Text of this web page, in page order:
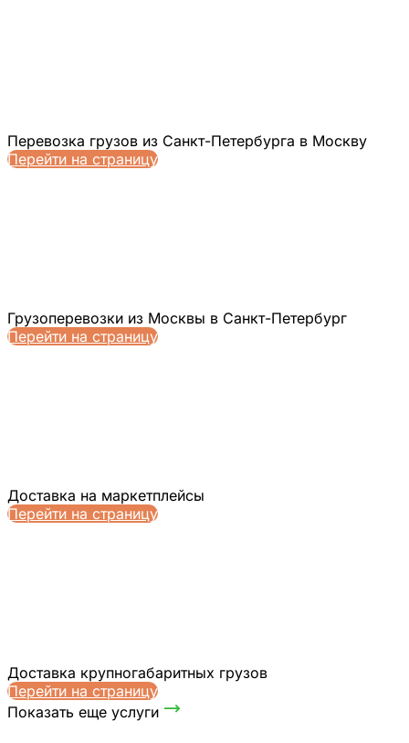
Перевозка грузов из Санкт-Петербурга в Москву
Перейти на страницу
Грузоперевозки из Москвы в Санкт-Петербург
Перейти на страницу
Доставка на маркетплейсы
Перейти на страницу
Доставка крупногабаритных грузов
Перейти на страницу
Показать еще услуги